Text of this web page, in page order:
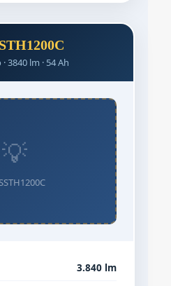
3840 lm · 54 Ah
💡
3.840 lm